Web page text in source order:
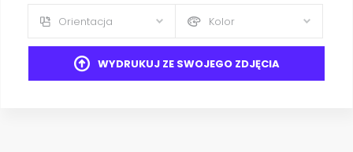
Orientacja Kolor
WYDRUKUJ ZE SWOJEGO ZDJĘCIA